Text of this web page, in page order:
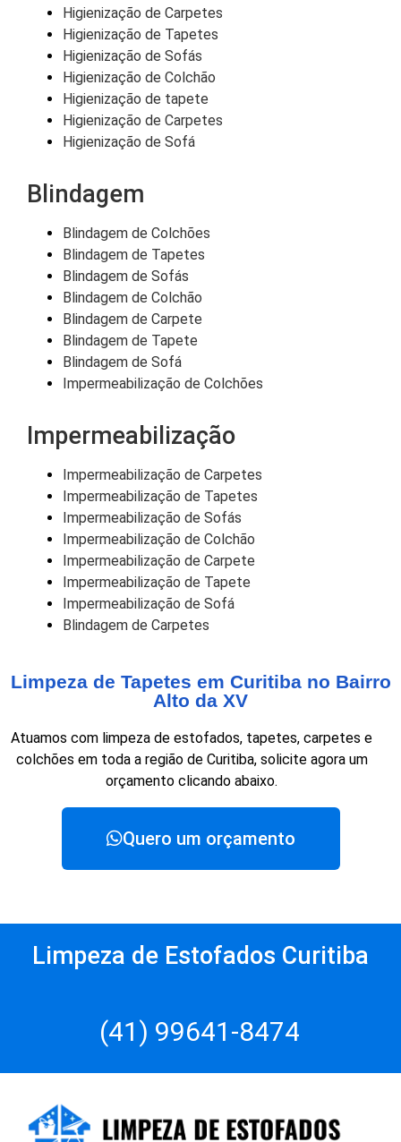
Higienização de Carpetes
Higienização de Tapetes
Higienização de Sofás
Higienização de Colchão
Higienização de tapete
Higienização de Carpetes
Higienização de Sofá
Blindagem
Blindagem de Colchões
Blindagem de Tapetes
Blindagem de Sofás
Blindagem de Colchão
Blindagem de Carpete
Blindagem de Tapete
Blindagem de Sofá
Impermeabilização de Colchões
Impermeabilização
Impermeabilização de Carpetes
Impermeabilização de Tapetes
Impermeabilização de Sofás
Impermeabilização de Colchão
Impermeabilização de Carpete
Impermeabilização de Tapete
Impermeabilização de Sofá
Blindagem de Carpetes
Limpeza de Tapetes em Curitiba no Bairro
Alto da XV
Atuamos com limpeza de estofados, tapetes, carpetes e
colchões em toda a região de Curitiba, solicite agora um
orçamento clicando abaixo.
Quero um orçamento
Limpeza de Estofados Curitiba
(41) 99641-8474